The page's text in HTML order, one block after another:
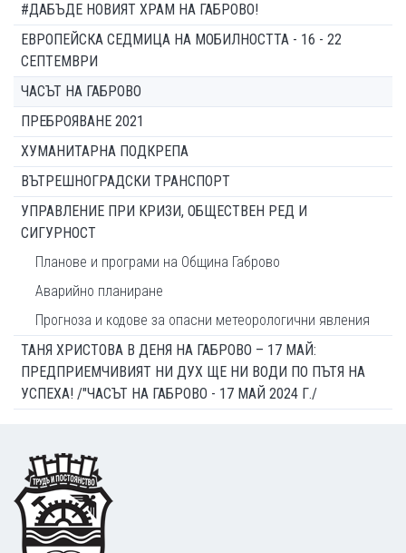
#ДАБЪДЕ НОВИЯТ ХРАМ НА ГАБРОВО!
ЕВРОПЕЙСКА СЕДМИЦА НА МОБИЛНОСТТА - 16 - 22
СЕПТЕМВРИ
ЧАСЪТ НА ГАБРОВО
ПРЕБРОЯВАНЕ 2021
ХУМАНИТАРНА ПОДКРЕПА
ВЪТРЕШНОГРАДСКИ ТРАНСПОРТ
УПРАВЛЕНИЕ ПРИ КРИЗИ, ОБЩЕСТВЕН РЕД И
СИГУРНОСТ
Планове и програми на Община Габрово
Аварийно планиране
Прогноза и кодове за опасни метеорологични явления
ТАНЯ ХРИСТОВА В ДЕНЯ НА ГАБРОВО – 17 МАЙ:
ПРЕДПРИЕМЧИВИЯТ НИ ДУХ ЩЕ НИ ВОДИ ПО ПЪТЯ НА
УСПЕХА! /"ЧАСЪТ НА ГАБРОВО - 17 МАЙ 2024 Г./
Footer